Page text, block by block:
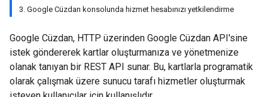
3. Google Cüzdan konsolunda hizmet hesabınızı yetkilendirme
Google Cüzdan, HTTP üzerinden Google Cüzdan API'sine
istek göndererek kartlar oluşturmanıza ve yönetmenize
olanak tanıyan bir REST API sunar. Bu, kartlarla programatik
olarak çalışmak üzere sunucu tarafı hizmetler oluşturmak